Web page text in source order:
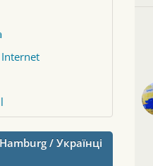
/ Українці